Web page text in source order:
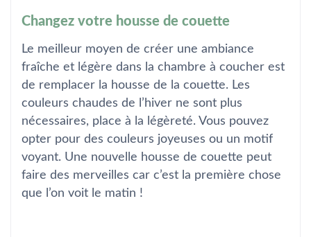
Changez votre housse de couette
Le meilleur moyen de créer une ambiance
fraîche et légère dans la chambre à coucher est
de remplacer la housse de la couette. Les
couleurs chaudes de l’hiver ne sont plus
nécessaires, place à la légèreté. Vous pouvez
opter pour des couleurs joyeuses ou un motif
voyant. Une nouvelle housse de couette peut
faire des merveilles car c’est la première chose
que l’on voit le matin !